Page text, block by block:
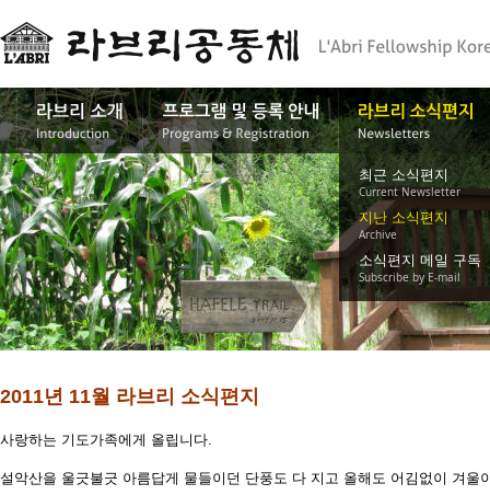
최근 소식편지
Current Newsletter
지난 소식편지
Archive
소식편지 메일 구독
Subscribe by E-mail
2011년 11월 라브리 소식편지
사랑하는 기도가족에게 올립니다.
설악산을 울긋불긋 아름답게 물들이던 단풍도 다 지고 올해도 어김없이 겨울